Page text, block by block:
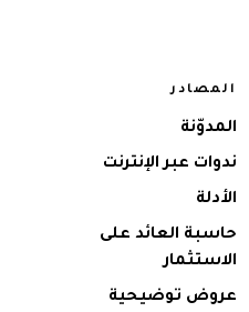
المصادر
المدوّنة
ندوات عبر الإنترنت
الأدلة
حاسبة العائد على
الاستثمار
عروض توضيحية